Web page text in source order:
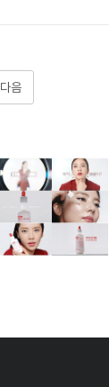
다음